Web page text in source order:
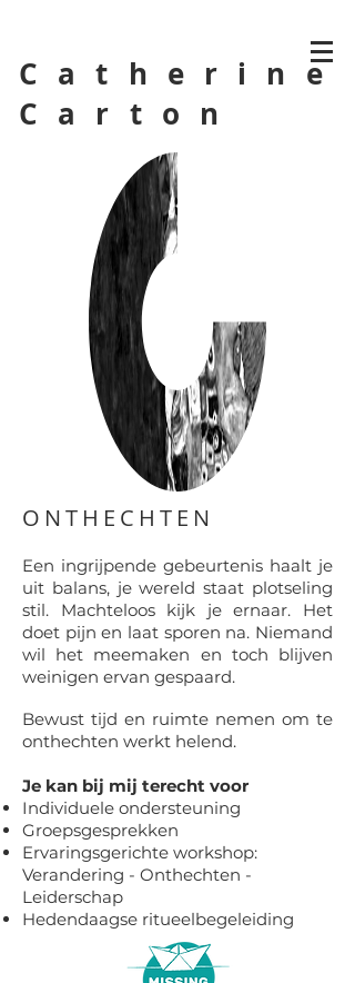
Catherine
Carton
ONTHECHTEN
Een ingrijpende gebeurtenis haalt je
uit balans, je wereld staat plotseling
stil. Machteloos kijk je ernaar. Het
doet pijn en laat sporen na. Niemand
wil het meemaken en toch blijven
weinigen ervan gespaard.
Bewust tijd en ruimte nemen om te
onthechten werkt helend.
Je kan bij mij terecht voor
Individuele ondersteuning
Groepsgesprekken
Ervaringsgerichte workshop:
Verandering - Onthechten -
Leiderschap
Hedendaagse ritueelbegeleiding​